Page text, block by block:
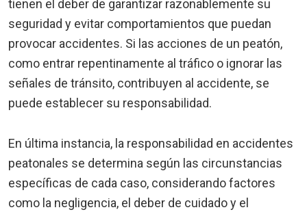
tienen el deber de garantizar razonablemente su
seguridad y evitar comportamientos que puedan
provocar accidentes. Si las acciones de un peatón,
como entrar repentinamente al tráfico o ignorar las
señales de tránsito, contribuyen al accidente, se
puede establecer su responsabilidad.
En última instancia, la responsabilidad en accidentes
peatonales se determina según las circunstancias
específicas de cada caso, considerando factores
como la negligencia, el deber de cuidado y el